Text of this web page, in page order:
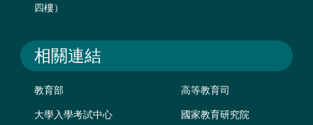
四樓）
相關連結
教育部 高等教育司
大學入學考試中心 國家教育研究院